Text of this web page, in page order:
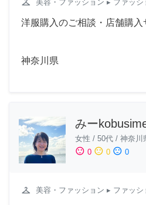
美容・ファッション ▸ ファッシ
洋服購入のご相談・店舗購入
神奈川県
みー
女性 / 50代 / 神奈川
sentiment_satisfied 0 sentiment_neutral 0 sentiment_dissatisfied 0
checkroom 美容・ファッション ▸ ファッシ